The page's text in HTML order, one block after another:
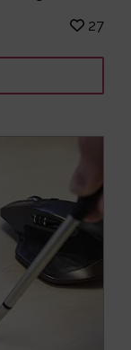
27